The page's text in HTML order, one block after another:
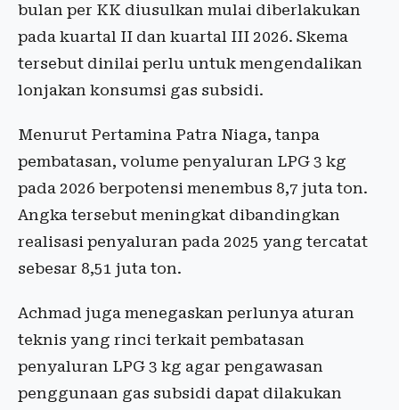
bulan per KK diusulkan mulai diberlakukan
pada kuartal II dan kuartal III 2026. Skema
tersebut dinilai perlu untuk mengendalikan
lonjakan konsumsi gas subsidi.
Menurut Pertamina Patra Niaga, tanpa
pembatasan, volume penyaluran LPG 3 kg
pada 2026 berpotensi menembus 8,7 juta ton.
Angka tersebut meningkat dibandingkan
realisasi penyaluran pada 2025 yang tercatat
sebesar 8,51 juta ton.
Achmad juga menegaskan perlunya aturan
teknis yang rinci terkait pembatasan
penyaluran LPG 3 kg agar pengawasan
penggunaan gas subsidi dapat dilakukan